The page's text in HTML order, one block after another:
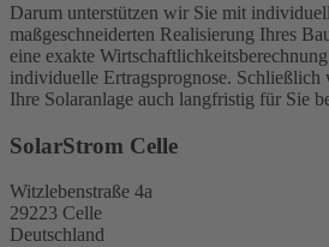
Darum unterstützen wir Sie mit
maßgeschneiderten Realisierung Ihres
eine exakte
individuelle Ertragsprognose. Schließlich
Ihre Solaranlage auch langfristig für Sie
SolarStrom Celle
Witzlebenstraße 4a
29223 Celle
Deutschland